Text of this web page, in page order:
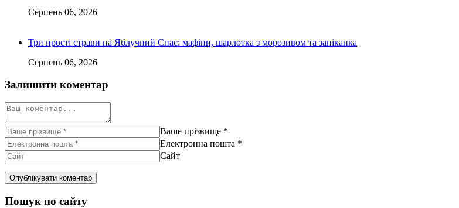
Серпень 06, 2026
Три прості страви на Яблучний Спас: мафіни, шарлотка з морозивом та запіканка
Серпень 06, 2026
Залишити коментар
Ваше прізвище *
Електронна пошта *
Сайт
Пошук по сайту